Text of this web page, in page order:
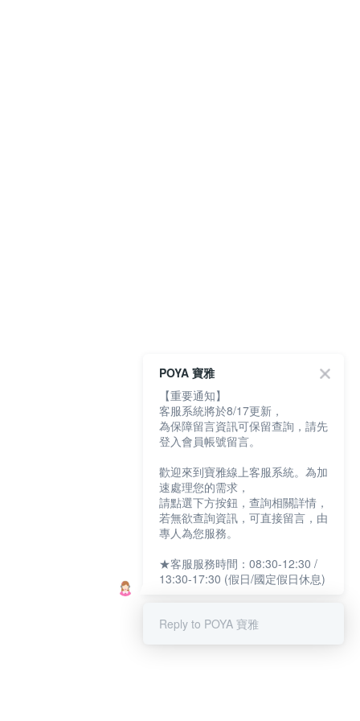
POYA 寶雅
【重要通知】
客服系統將於8/17更新，
為保障留言資訊可保留查詢，請先
登入會員帳號留言。
歡迎來到寶雅線上客服系統。為加
速處理您的需求，
請點選下方按鈕，查詢相關詳情，
若無欲查詢資訊，可直接留言，由
專人為您服務。
★客服服務時間：08:30-12:30 /
13:30-17:30 (假日/國定假日休息)
Reply to POYA 寶雅